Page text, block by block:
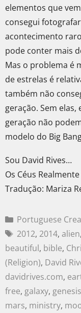
elementos que
consegui
acontecimento
pode conter mais
Mas o problema é
de estrelas é
também não
geração. Sem
geração não
modelo do Big
Sou David Rives…
Os Céus
Tradução: Mariza
Portuguese
2012, 2014, alien,
beautiful, bible,
(Religion), David
davidrives.com,
free, galaxy, genesis
mars, ministry,